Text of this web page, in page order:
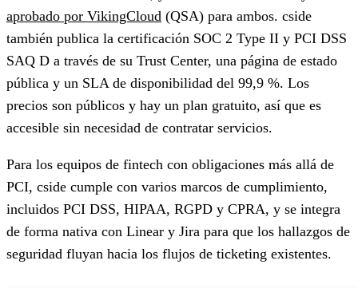
aprobado por VikingCloud (QSA) para ambos. cside
también publica la certificación SOC 2 Type II y PCI DSS
SAQ D a través de su Trust Center, una página de estado
pública y un SLA de disponibilidad del 99,9 %. Los
precios son públicos y hay un plan gratuito, así que es
accesible sin necesidad de contratar servicios.
Para los equipos de fintech con obligaciones más allá de
PCI, cside cumple con varios marcos de cumplimiento,
incluidos PCI DSS, HIPAA, RGPD y CPRA, y se integra
de forma nativa con Linear y Jira para que los hallazgos de
seguridad fluyan hacia los flujos de ticketing existentes.